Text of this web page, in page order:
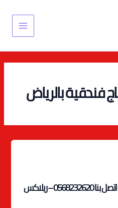
Main
Menu
بالرياض
مساج منزلي بالرياض 24 ساعة اتصل بنا 0568232620 – ريلاكس